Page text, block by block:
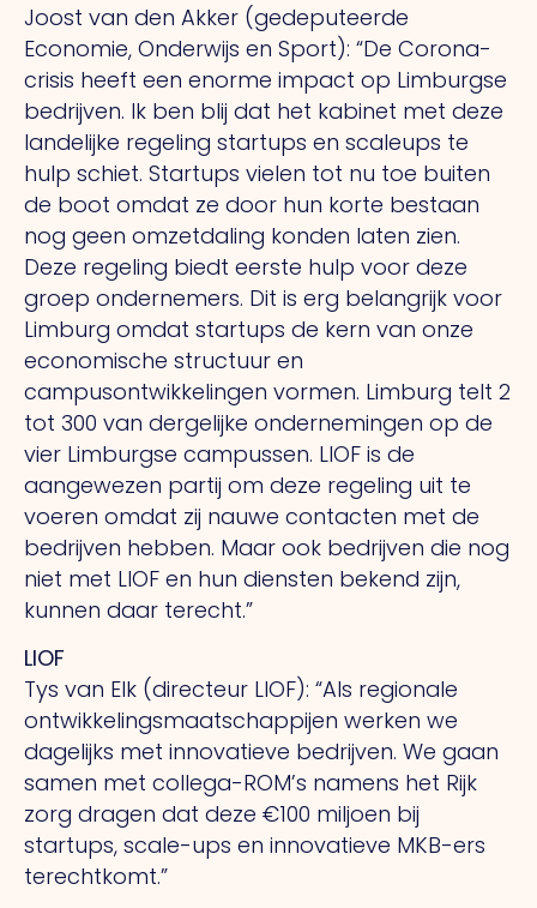
Joost van den Akker (gedeputeerde
Economie, Onderwijs en Sport): “De Corona-
crisis heeft een enorme impact op Limburgse
bedrijven. Ik ben blij dat het kabinet met deze
landelijke regeling startups en scaleups te
hulp schiet. Startups vielen tot nu toe buiten
de boot omdat ze door hun korte bestaan
nog geen omzetdaling konden laten zien.
Deze regeling biedt eerste hulp voor deze
groep ondernemers. Dit is erg belangrijk voor
Limburg omdat startups de kern van onze
economische structuur en
campusontwikkelingen vormen. Limburg telt 2
tot 300 van dergelijke ondernemingen op de
vier Limburgse campussen. LIOF is de
aangewezen partij om deze regeling uit te
voeren omdat zij nauwe contacten met de
bedrijven hebben. Maar ook bedrijven die nog
niet met LIOF en hun diensten bekend zijn,
kunnen daar terecht.”
LIOF
Tys van Elk (directeur LIOF): “Als regionale
ontwikkelingsmaatschappijen werken we
dagelijks met innovatieve bedrijven. We gaan
samen met collega-ROM’s namens het Rijk
zorg dragen dat deze €100 miljoen bij
startups, scale-ups en innovatieve MKB-ers
terechtkomt.”